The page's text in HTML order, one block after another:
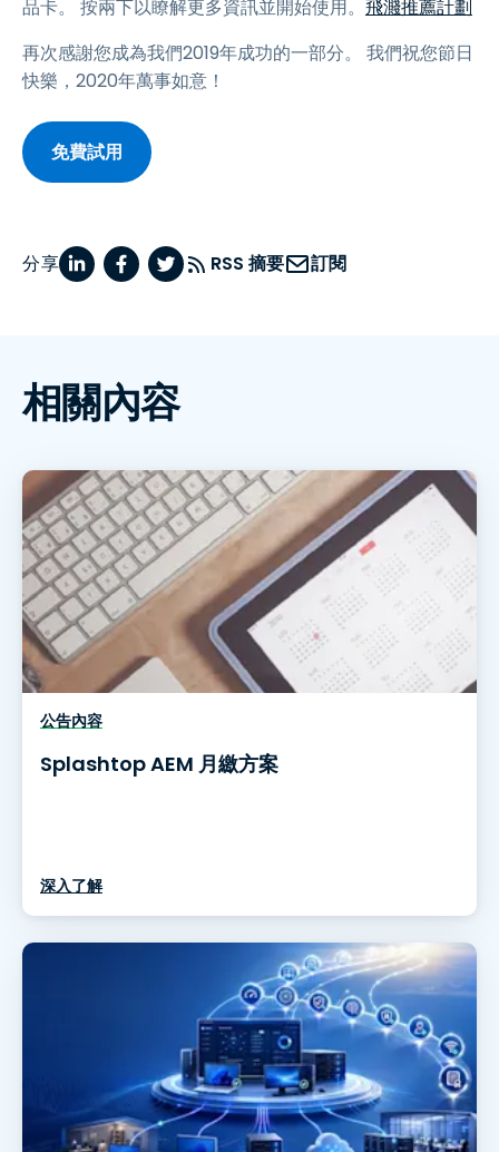
品卡。 按兩下以瞭解更多資訊並開始使用。 飛濺推薦計劃
再次感謝您成為我們2019年成功的一部分。 我們祝您節日
快樂，2020年萬事如意！
免費試用
分享 RSS 摘要 訂閱
相關內容
公告內容
Splashtop AEM 月繳方案
深入了解